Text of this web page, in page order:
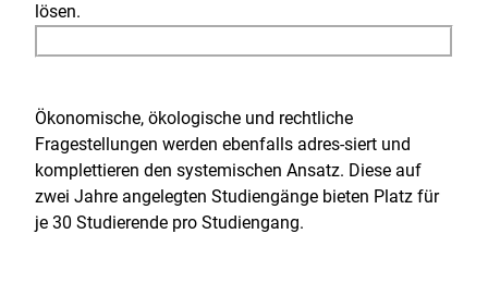
lösen.
Ökonomische, ökologische und rechtliche
Fragestellungen werden ebenfalls adres-siert und
komplettieren den systemischen Ansatz. Diese auf
zwei Jahre angelegten Studiengänge bieten Platz für
je 30 Studierende pro Studiengang.